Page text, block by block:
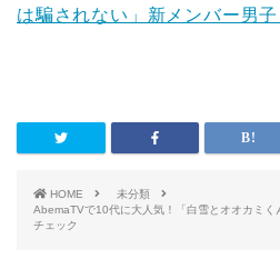
は騙されない」新メンバー男
HOME
未分類
AbemaTVで10代に大人気！「白雪とオオカミく
チェック